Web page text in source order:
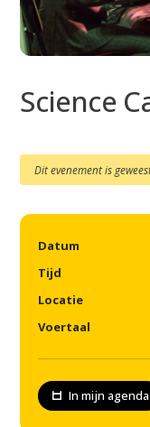
Datum
Tijd
Locatie
Voertaal
In mijn agenda
Science
Dit evenement is